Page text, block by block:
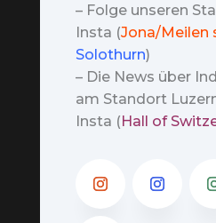
– Folge unseren
Insta (Jona/Meilen
Solothurn)
– Die News über
am Standort
Insta ( Hall of